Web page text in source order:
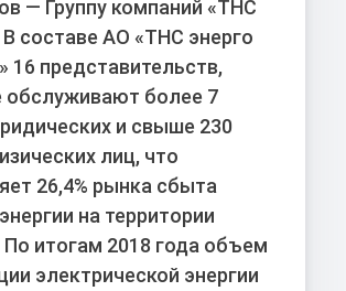
— Группу компаний «ТНС
В составе АО «ТНС энерго
16 представительств,
обслуживают более 7
и свыше 230
лиц, что
26,4% рынка сбыта
на территории
По итогам 2018 года объем
электрической энергии